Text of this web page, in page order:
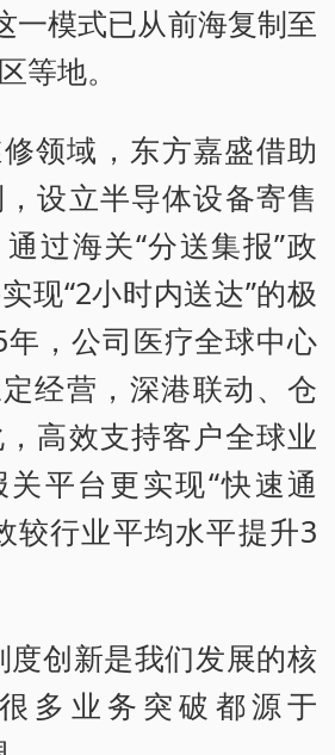
一模式已从前海复制至
等地。
领域，东方嘉盛借助
设立半导体设备寄售
过海关“分送集报”政
现“2小时内送达”的极
，公司医疗全球中心
经营，深港联动、仓
高效支持客户全球业
平台更实现“快速通
较行业平均水平提升3
度创新是我们发展的核
多业务突破都源于